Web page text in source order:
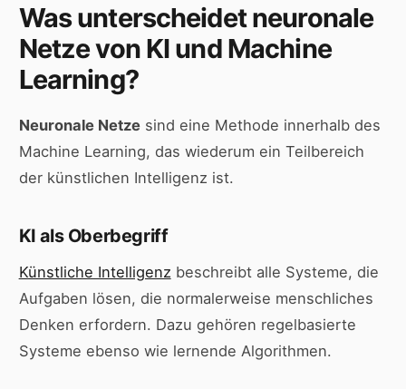
Was unterscheidet neuronale
Netze von KI und Machine
Learning?
Neuronale Netzesind eine Methode innerhalb des
Machine Learning, das wiederum ein Teilbereich
der künstlichen Intelligenz ist.
KI als Oberbegriff
Künstliche Intelligenz beschreibt alle Systeme, die
Aufgaben lösen, die normalerweise menschliches
Denken erfordern. Dazu gehören regelbasierte
Systeme ebenso wie lernende Algorithmen.